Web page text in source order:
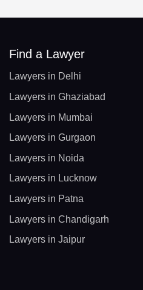
Find a Lawyer
Lawyers in Delhi
Lawyers in Ghaziabad
Lawyers in Mumbai
Lawyers in Gurgaon
Lawyers in Noida
Lawyers in Lucknow
Lawyers in Patna
Lawyers in Chandigarh
Lawyers in Jaipur